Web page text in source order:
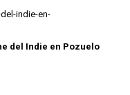
del Indie en Pozuelo